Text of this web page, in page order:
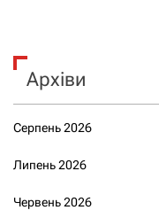
Архіви
Серпень 2026
Липень 2026
Червень 2026